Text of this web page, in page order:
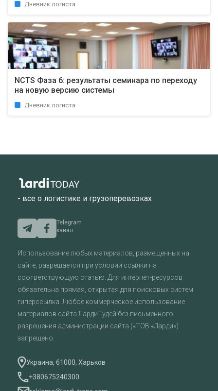
Дневник логиста
NCTS Фаза 6: результаты семинара по переходу
на новую версию системы
Дневник логиста
- все о логистике и грузоперевозках
Telegram
канал
Использование любых материалов, размещенных на
сайте, разрешается при условии ссылки на
соответствующую статью. Для интернет-ресурсов
обязательна прямая, открытая для поисковых систем
гиперссылка. Любое коммерческое использование
материалов сайта ЛардиТудей без письменного
разрешения администрации сайта («ТОВ «Ларди»)
запрещено.
Украина, 61000, Харьков
+380675240300